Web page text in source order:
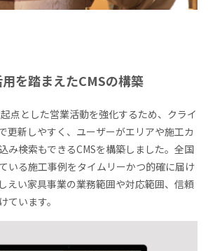
を踏まえたCMSの構築
点とした営業活動を強化するため、クライ
更新しやすく、ユーザーがエリアや施工カ
み検索もできるCMSを構築しました。全国
いる施工事例をタイムリーかつ的確に届け
えい家具事業の業務範囲や対応範囲、信頼
ています。